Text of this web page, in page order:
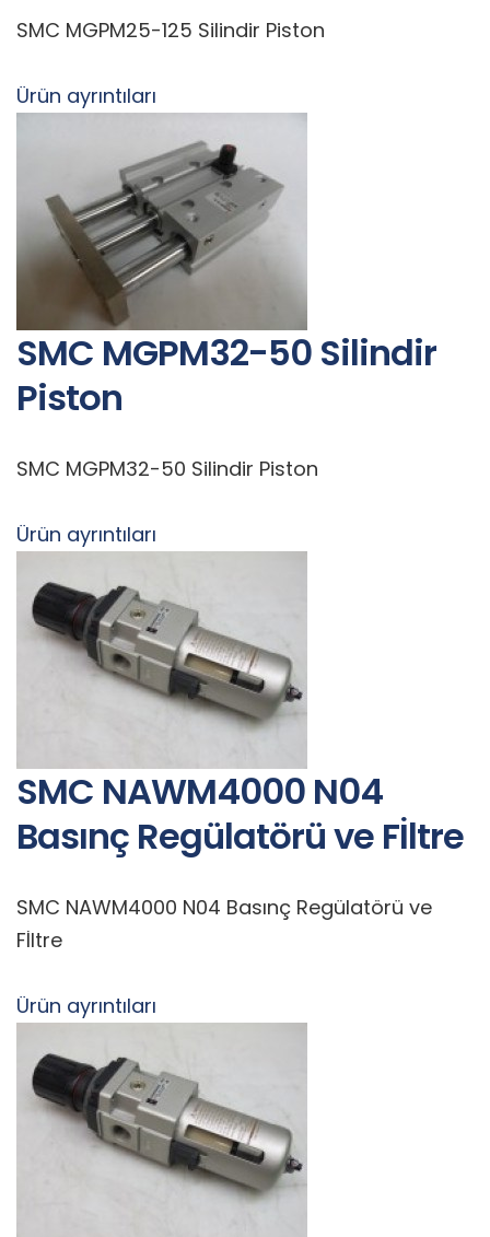
SMC MGPM25-125 Silindir Piston
Ürün ayrıntıları
SMC MGPM32-50 Silindir
Piston
SMC MGPM32-50 Silindir Piston
Ürün ayrıntıları
SMC NAWM4000 N04
Basınç Regülatörü ve Fİltre
SMC NAWM4000 N04 Basınç Regülatörü ve
Fİltre
Ürün ayrıntıları